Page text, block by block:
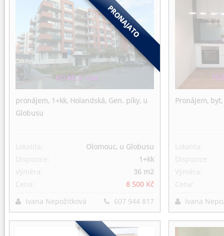
pronájem, 1+kk, Holandská, Gen. píky, u
Globusu
Lokalita:
Olomouc, u Globusu
Dispozice:
1+kk
Výměra:
36 m2
Cena:
8 500 Kč
Ivana Nepožitková
607 944 817
Pronájem,
Lokalita:
Dispozice:
Výměra:
Cena:
Ivana